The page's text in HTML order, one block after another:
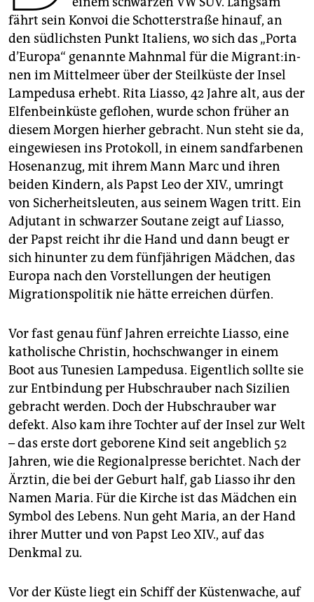
fährt sein Konvoi die Schotterstraße hinauf, an
den südlichsten Punkt Italiens, wo sich das „Porta
d’Europa“ genannte Mahnmal für die Mi­gran­t:in­
nen im Mittelmeer über der Steilküste der Insel
Lampedusa erhebt. Rita Liasso, 42 Jahre alt, aus der
Elfenbeinküste geflohen, wurde schon früher an
diesem Morgen hierher gebracht. Nun steht sie da,
eingewiesen ins Protokoll, in einem sandfarbenen
Hosenanzug, mit ihrem Mann Marc und ihren
beiden Kindern, als Papst Leo der XIV., umringt
von Sicherheitsleuten, aus seinem Wagen tritt. Ein
Adjutant in schwarzer Soutane zeigt auf Liasso,
der Papst reicht ihr die Hand und dann beugt er
sich hinunter zu dem fünfjährigen Mädchen, das
Europa nach den Vorstellungen der heutigen
Migrationspolitik nie hätte erreichen dürfen.
Vor fast genau fünf Jahren erreichte Liasso, eine
katholische Christin, hochschwanger in einem
Boot aus Tunesien Lampedusa. Eigentlich sollte sie
zur Entbindung per Hubschrauber nach Sizilien
gebracht werden. Doch der Hubschrauber war
defekt. Also kam ihre Tochter auf der Insel zur Welt
– das erste dort geborene Kind seit angeblich 52
Jahren, wie die Regionalpresse berichtet. Nach der
Ärztin, die bei der Geburt half, gab Liasso ihr den
Namen Maria. Für die Kirche ist das Mädchen ein
Symbol des Lebens. Nun geht Maria, an der Hand
ihrer Mutter und von Papst Leo XIV., auf das
Denkmal zu.
Vor der Küste liegt ein Schiff der Küstenwache, auf